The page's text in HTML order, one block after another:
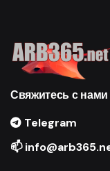
Свяжитесь с нами
Telegram
📫